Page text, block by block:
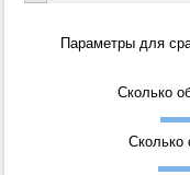
Параметры для
Сколько
Сколько